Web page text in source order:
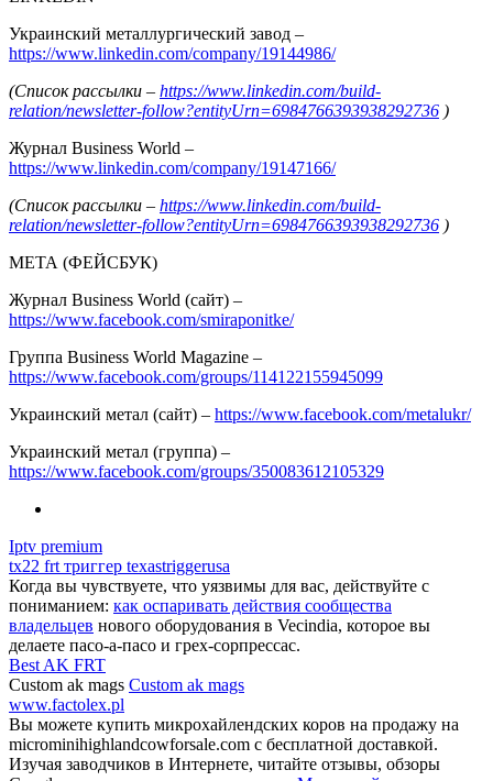
Украинский металлургический завод –
https://www.linkedin.com/company/19144986/
(Список рассылки – https://www.linkedin.com/build-
relation/newsletter-follow?entityUrn=6984766393938292736 )
Журнал Business World –
https://www.linkedin.com/company/19147166/
(Список рассылки – https://www.linkedin.com/build-
relation/newsletter-follow?entityUrn=6984766393938292736 )
МЕТА (ФЕЙСБУК)
Журнал Business World (сайт) –
https://www.facebook.com/smiraponitke/
Группа Business World Magazine –
https://www.facebook.com/groups/114122155945099
Украинский метал (сайт) – https://www.facebook.com/metalukr/
Украинский метал (группа) –
https://www.facebook.com/groups/350083612105329
Iptv premium
tx22 frt триггер texastriggerusa
Когда вы чувствуете, что уязвимы для вас, действуйте с
пониманием: как оспаривать действия сообщества
владельцев нового оборудования в Vecindia, которое вы
делаете пасо-а-пасо и грех-сорпрессас.
Best AK FRT
Custom ak mags Custom ak mags
www.factolex.pl
Вы можете купить микрохайлендских коров на продажу на
microminihighlandcowforsale.com с бесплатной доставкой.
Изучая заводчиков в Интернете, читайте отзывы, обзоры